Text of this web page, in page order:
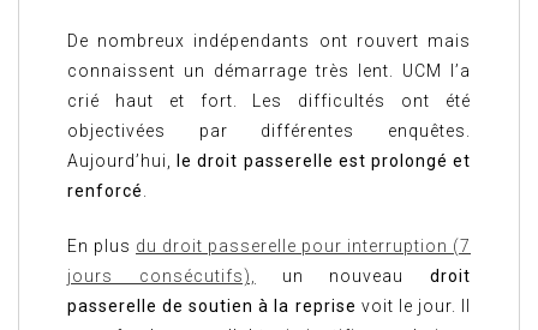
De nombreux indépendants ont rouvert mais
connaissent un démarrage très lent. UCM l’a
crié haut et fort. Les difficultés ont été
objectivées par différentes enquêtes.
Aujourd’hui,
le droit passerelle est prolongé et
renforcé
En plus du droit passerelle pour interruption (7
jours consécutifs),
un nouveau droit
passerelle de soutien à la reprise voit le jour. Il